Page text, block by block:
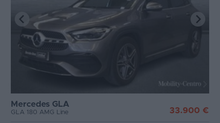
Mercedes GLA
GLA 180 AMG Line 33.900 €